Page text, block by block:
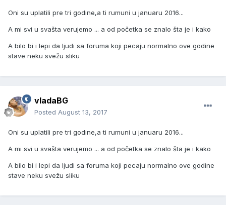
Oni su uplatili pre tri godine,a ti rumuni u januaru 2016...
A mi svi u svašta verujemo ... a od početka se znalo šta je i kako
A bilo bi i lepi da ljudi sa foruma koji pecaju normalno ove godine
stave neku svežu sliku
vladaBG
Posted August 13, 2017
Oni su uplatili pre tri godine,a ti rumuni u januaru 2016...
A mi svi u svašta verujemo ... a od početka se znalo šta je i kako
A bilo bi i lepi da ljudi sa foruma koji pecaju normalno ove godine
stave neku svežu sliku